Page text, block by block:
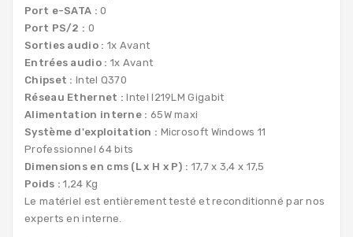
Port e-SATA : 0
Port PS/2 : 0
Sorties audio : 1x Avant
Entrées audio : 1x Avant
Chipset : Intel Q370
Réseau Ethernet :Intel I219LM Gigabit
Alimentation interne : 65W maxi
Système d'exploitation : Microsoft Windows 11
Professionnel 64 bits
Dimensions en cms (L x H x P) : 17,7 x 3,4 x 17,5
Poids :1,24 Kg
Le matériel est entièrement testé et reconditionné par nos
experts en interne.